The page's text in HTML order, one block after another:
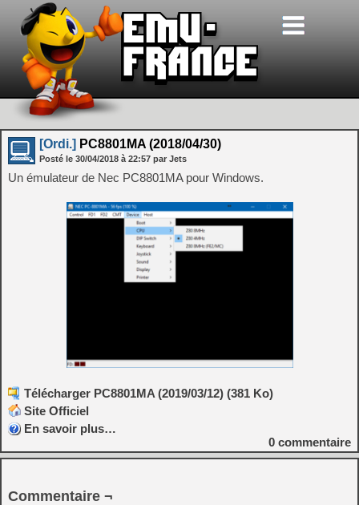
[Ordi.] PC8801MA (2018/04/30)
Posté le 30/04/2018 à 22:57 par Jets
Un émulateur de Nec PC8801MA pour Windows.
Télécharger PC8801MA (2019/03/12) (381 Ko)
Site Officiel
En savoir plus…
0 commentaire
Commentaire ¬